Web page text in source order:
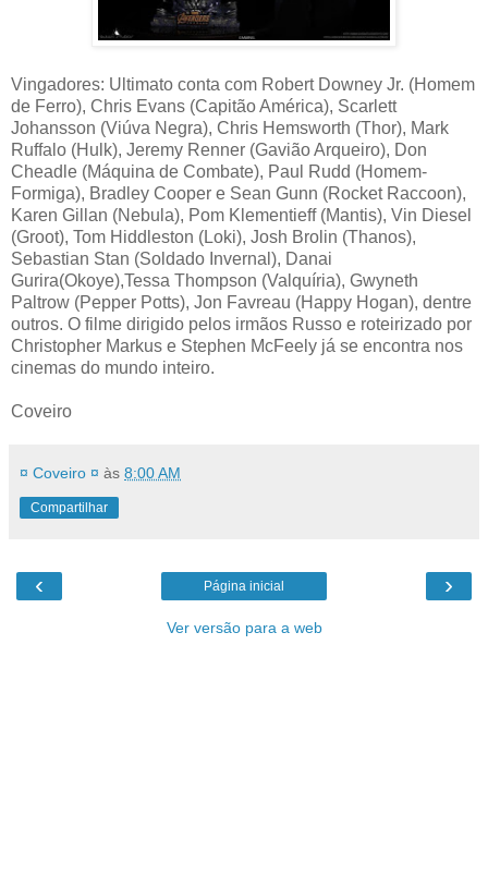
Vingadores: Ultimato conta com Robert Downey Jr. (Homem
de Ferro), Chris Evans (Capitão América), Scarlett
Johansson (Viúva Negra), Chris Hemsworth (Thor), Mark
Ruffalo (Hulk), Jeremy Renner (Gavião Arqueiro), Don
Cheadle (Máquina de Combate), Paul Rudd (Homem-
Formiga), Bradley Cooper e Sean Gunn (Rocket Raccoon),
Karen Gillan (Nebula), Pom Klementieff (Mantis), Vin Diesel
(Groot), Tom Hiddleston (Loki), Josh Brolin (Thanos),
Sebastian Stan (Soldado Invernal), Danai
Gurira(Okoye),Tessa Thompson (Valquíria), Gwyneth
Paltrow (Pepper Potts), Jon Favreau (Happy Hogan), dentre
outros. O filme dirigido pelos irmãos Russo e roteirizado por
Christopher Markus e Stephen McFeely já se encontra nos
cinemas do mundo inteiro.
Coveiro
¤ Coveiro ¤ às 8:00 AM
Compartilhar
‹ ›
Página inicial
Ver versão para a web